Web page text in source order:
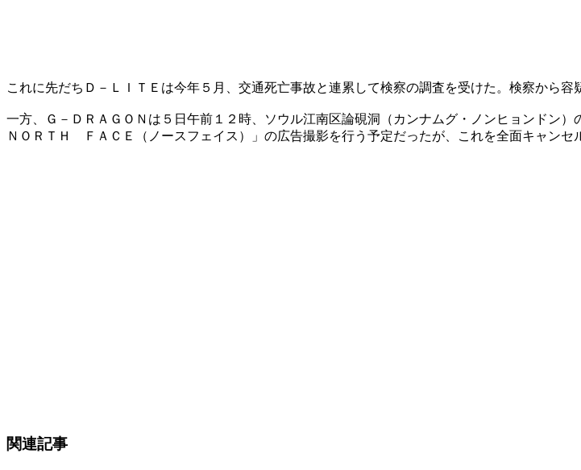
これに先だちＤ－ＬＩＴＥは今年５月、交通死亡事故と連累して検察の調査を受けた。検察から
一方、Ｇ－ＤＲＡＧＯＮは５日午前１２時、ソウル江南区論硯洞（カンナムグ・ノンヒョンドン
ＮＯＲＴＨ ＦＡＣＥ（ノースフェイス）」の広告撮影を行う予定だったが、これを全面キャンセ
関連記事